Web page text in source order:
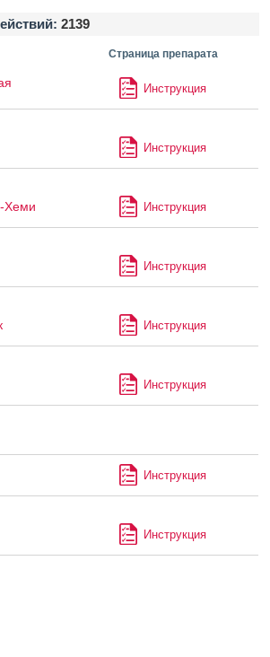
2139
Страница препарата
Инструкция
Инструкция
Хеми Инструкция
Инструкция
Инструкция
Инструкция
Инструкция
Инструкция